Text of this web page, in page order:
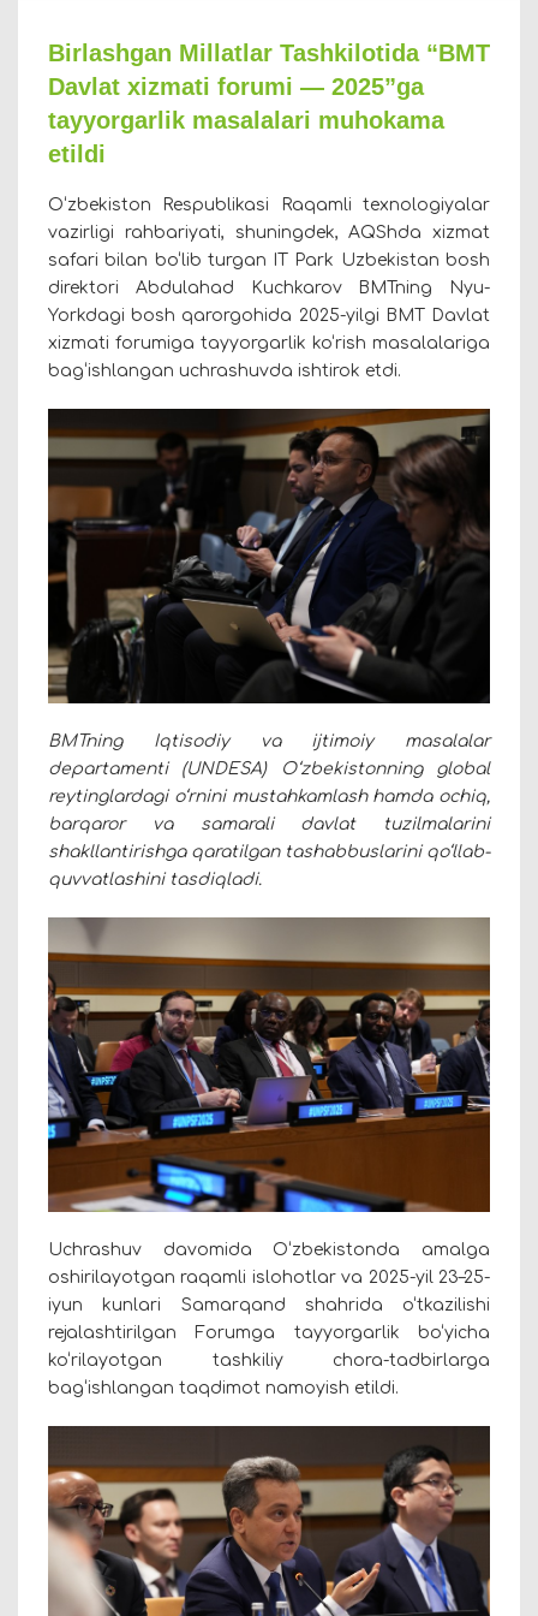
Birlashgan Millatlar Tashkilotida “BMT
Davlat xizmati forumi — 2025”ga
tayyorgarlik masalalari muhokama
etildi
O‘zbekiston Respublikasi Raqamli texnologiyalar
vazirligi rahbariyati, shuningdek, AQShda xizmat
safari bilan bo‘lib turgan IT Park Uzbekistan bosh
direktori Abdulahad Kuchkarov BMTning Nyu-
Yorkdagi bosh qarorgohida 2025-yilgi BMT Davlat
xizmati forumiga tayyorgarlik ko‘rish masalalariga
bag‘ishlangan uchrashuvda ishtirok etdi.
BMTning Iqtisodiy va ijtimoiy masalalar
departamenti (UNDESA) O‘zbekistonning global
reytinglardagi o‘rnini mustahkamlash hamda ochiq,
barqaror va samarali davlat tuzilmalarini
shakllantirishga qaratilgan tashabbuslarini qo‘llab-
quvvatlashini tasdiqladi.
Uchrashuv davomida O‘zbekistonda amalga
oshirilayotgan raqamli islohotlar va 2025-yil 23–25-
iyun kunlari Samarqand shahrida o‘tkazilishi
rejalashtirilgan Forumga tayyorgarlik bo‘yicha
ko‘rilayotgan tashkiliy chora-tadbirlarga
bag‘ishlangan taqdimot namoyish etildi.